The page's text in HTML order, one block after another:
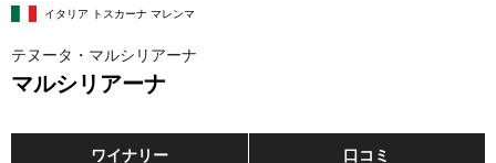
イタリア トスカーナ マレンマ
テヌータ・マルシリアーナ
マルシリアーナ
ワイナリー 口コミ